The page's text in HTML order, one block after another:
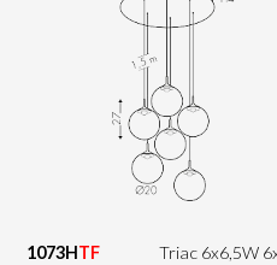
1073HTF Triac 6x6,5W